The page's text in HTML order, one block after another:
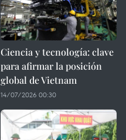
Ciencia y tecnología: clave
para afirmar la posición
global de Vietnam
14/07/2026 00:30